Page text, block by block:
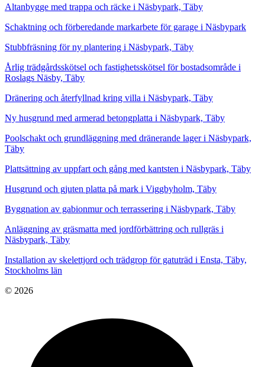
Altanbygge med trappa och räcke i Näsbypark, Täby
Schaktning och förberedande markarbete för garage i Näsbypark
Stubbfräsning för ny plantering i Näsbypark, Täby
Årlig trädgårdsskötsel och fastighetsskötsel för bostadsområde i
Roslags Näsby, Täby
Dränering och återfyllnad kring villa i Näsbypark, Täby
Ny husgrund med armerad betongplatta i Näsbypark, Täby
Poolschakt och grundläggning med dränerande lager i Näsbypark,
Täby
Plattsättning av uppfart och gång med kantsten i Näsbypark, Täby
Husgrund och gjuten platta på mark i Viggbyholm, Täby
Byggnation av gabionmur och terrassering i Näsbypark, Täby
Anläggning av gräsmatta med jordförbättring och rullgräs i
Näsbypark, Täby
Installation av skelettjord och trädgrop för gatuträd i Ensta, Täby,
Stockholms län
© 2026